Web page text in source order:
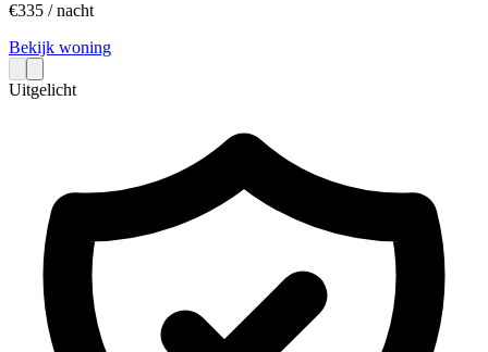
€335 / nacht
Bekijk woning
Uitgelicht